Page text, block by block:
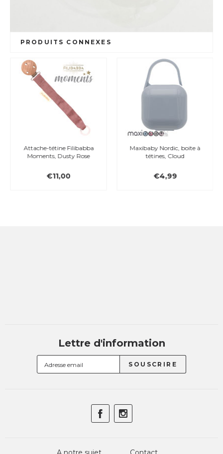
PRODUITS CONNEXES
Attache-tétine Filibabba
Moments, Dusty Rose
€11,00
Maxibaby Nordic, boite à
tétines, Cloud
€4,99
Lettre d'information